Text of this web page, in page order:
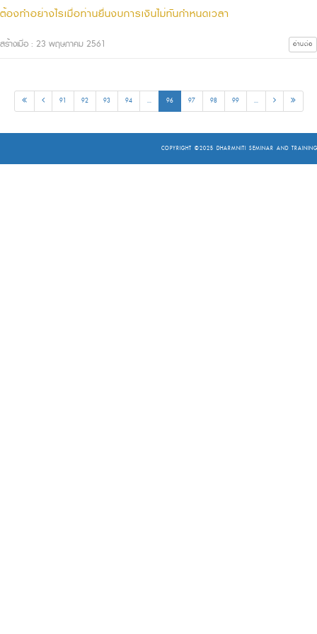
ต้องทำอย่างไรเมื่อท่านยื่นงบการเงินไม่ทันกำหนดเวลา
สร้างเมื่อ : 23 พฤษภาคม 2561 อ่านต่อ
91 92 93 94 ... 96 97 98 99 ...
COPYRIGHT ©2025 DHARMNITI SEMINAR AND